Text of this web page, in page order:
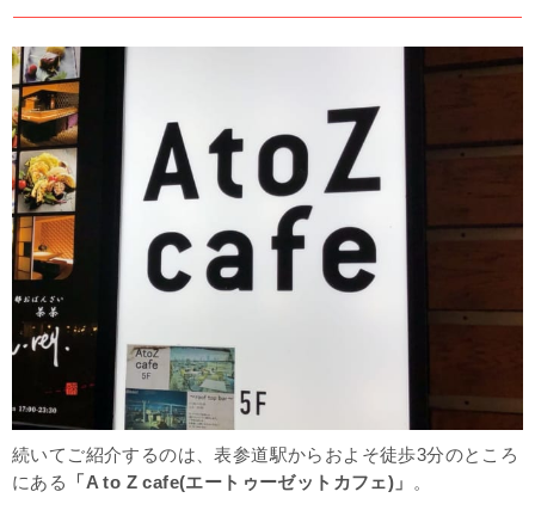
続いてご紹介するのは、表参道駅からおよそ徒歩3分のところ
にある
「A to Z cafe(エートゥーゼットカフェ)」 。